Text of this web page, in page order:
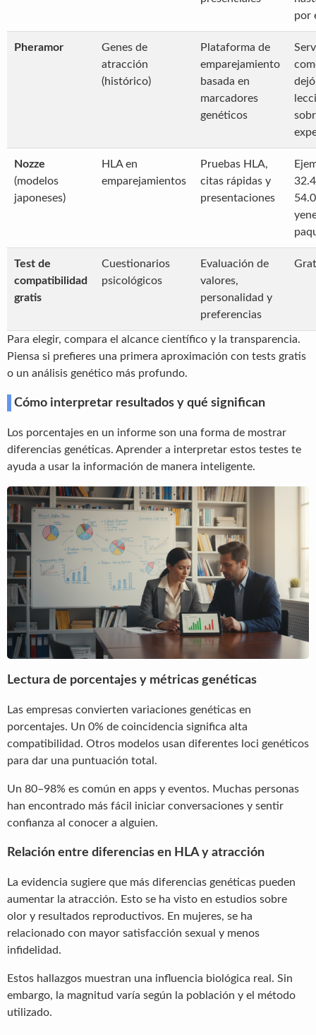
por
Pheramor
Genes de
atracción
(histórico)
Plataforma de
emparejamiento
basada en
marcadores
genéticos
dejó
Nozze
(modelos
japoneses)
HLA en
emparejamientos
Pruebas HLA,
citas rápidas y
presentaciones
Test de
compatibilidad
gratis
Cuestionarios
psicológicos
Evaluación de
valores,
personalidad y
preferencias
Para elegir, compara el alcance científico y la transparencia.
Piensa si prefieres una primera aproximación con tests gratis
o un análisis genético más profundo.
Cómo interpretar resultados y qué significan
Los porcentajes en un informe son una forma de mostrar
diferencias genéticas. Aprender a interpretar estos testes te
ayuda a usar la información de manera inteligente.
Lectura de porcentajes y métricas genéticas
Las empresas convierten variaciones genéticas en
porcentajes. Un 0% de coincidencia significa alta
compatibilidad. Otros modelos usan diferentes loci genéticos
para dar una puntuación total.
Un 80–98% es común en apps y eventos. Muchas personas
han encontrado más fácil iniciar conversaciones y sentir
confianza al conocer a alguien.
Relación entre diferencias en HLA y atracción
La evidencia sugiere que más diferencias genéticas pueden
aumentar la atracción. Esto se ha visto en estudios sobre
olor y resultados reproductivos. En mujeres, se ha
relacionado con mayor satisfacción sexual y menos
infidelidad.
Estos hallazgos muestran una influencia biológica real. Sin
embargo, la magnitud varía según la población y el método
utilizado.